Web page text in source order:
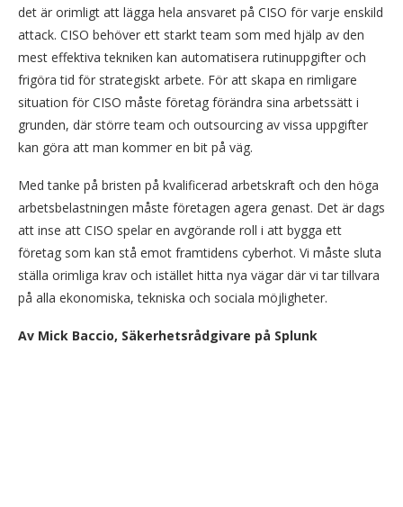
det är orimligt att lägga hela ansvaret på CISO för varje enskild
attack. CISO behöver ett starkt team som med hjälp av den
mest effektiva tekniken kan automatisera rutinuppgifter och
frigöra tid för strategiskt arbete. För att skapa en rimligare
situation för CISO måste företag förändra sina arbetssätt i
grunden, där större team och outsourcing av vissa uppgifter
kan göra att man kommer en bit på väg.
Med tanke på bristen på kvalificerad arbetskraft och den höga
arbetsbelastningen måste företagen agera genast. Det är dags
att inse att CISO spelar en avgörande roll i att bygga ett
företag som kan stå emot framtidens cyberhot. Vi måste sluta
ställa orimliga krav och istället hitta nya vägar där vi tar tillvara
på alla ekonomiska, tekniska och sociala möjligheter.
Av Mick Baccio, Säkerhetsrådgivare på Splunk